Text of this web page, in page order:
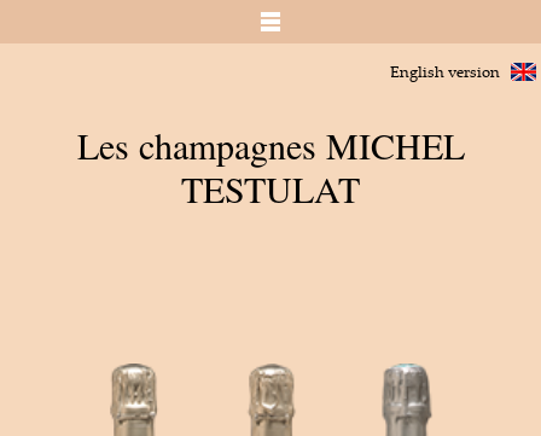
English version
Les champagnes MICHEL
TESTULAT